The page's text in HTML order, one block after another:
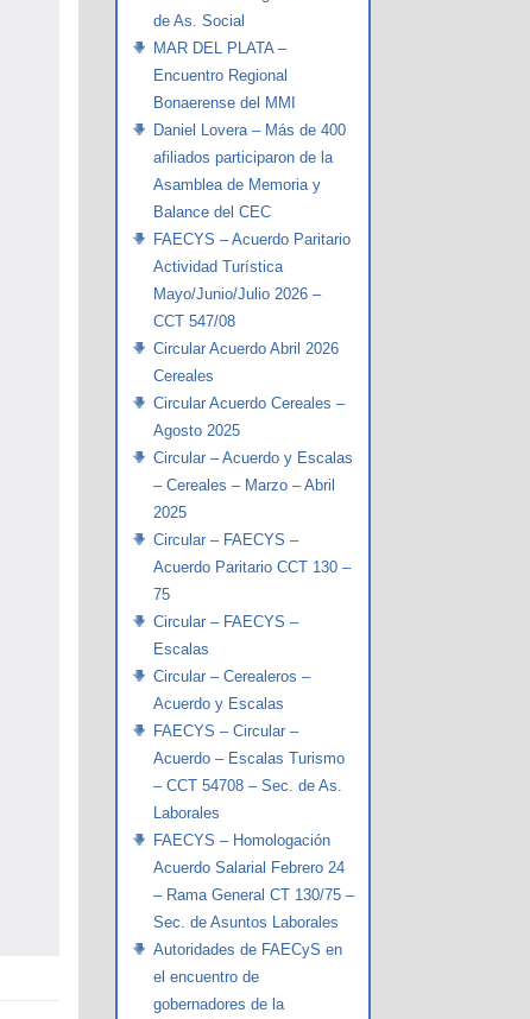
de As. Social
MAR DEL PLATA –
Encuentro Regional
Bonaerense del MMI
Daniel Lovera – Más de 400
afiliados participaron de la
Asamblea de Memoria y
Balance del CEC
FAECYS – Acuerdo Paritario
Actividad Turística
Mayo/Junio/Julio 2026 –
CCT 547/08
Circular Acuerdo Abril 2026
Cereales
Circular Acuerdo Cereales –
Agosto 2025
Circular – Acuerdo y Escalas
– Cereales – Marzo – Abril
2025
Circular – FAECYS –
Acuerdo Paritario CCT 130 –
75
Circular – FAECYS –
Escalas
Circular – Cerealeros –
Acuerdo y Escalas
FAECYS – Circular –
Acuerdo – Escalas Turismo
– CCT 54708 – Sec. de As.
Laborales
FAECYS – Homologación
Acuerdo Salarial Febrero 24
– Rama General CT 130/75 –
Sec. de Asuntos Laborales
Autoridades de FAECyS en
el encuentro de
gobernadores de la